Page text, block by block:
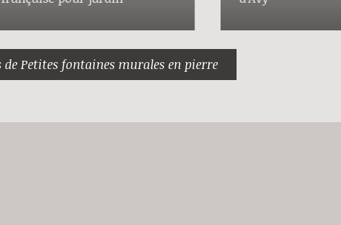
de Petites fontaines murales en pierre